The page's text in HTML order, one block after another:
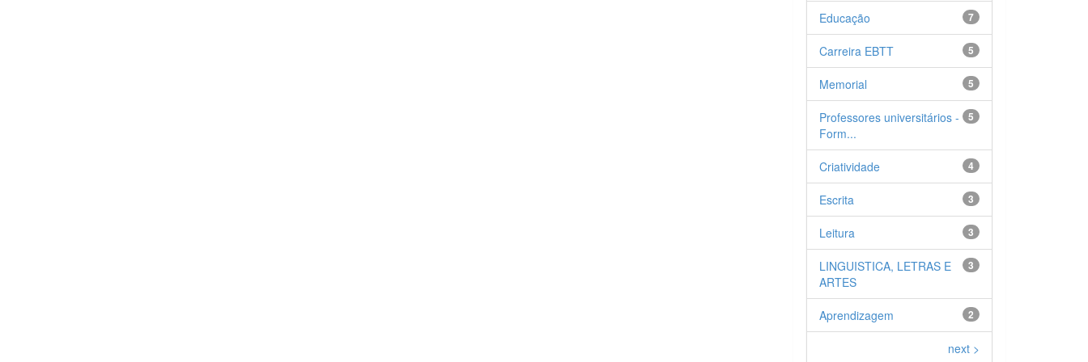
7
Educação
5
Carreira EBTT
5
Memorial
5
Professores universitários -
Form...
4
Criatividade
3
Escrita
3
Leitura
3
LINGUISTICA, LETRAS E
ARTES
2
Aprendizagem
next >